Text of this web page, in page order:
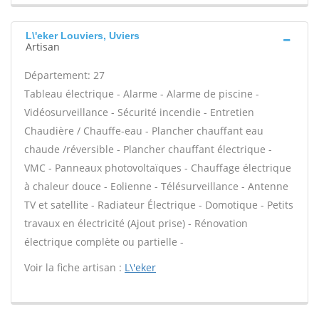
L\'eker Louviers, Uviers
Artisan
Département: 27
Tableau électrique - Alarme - Alarme de piscine -
Vidéosurveillance - Sécurité incendie - Entretien
Chaudière / Chauffe-eau - Plancher chauffant eau
chaude /réversible - Plancher chauffant électrique -
VMC - Panneaux photovoltaïques - Chauffage électrique
à chaleur douce - Eolienne - Télésurveillance - Antenne
TV et satellite - Radiateur Électrique - Domotique - Petits
travaux en électricité (Ajout prise) - Rénovation
électrique complète ou partielle -
Voir la fiche artisan : L\'eker